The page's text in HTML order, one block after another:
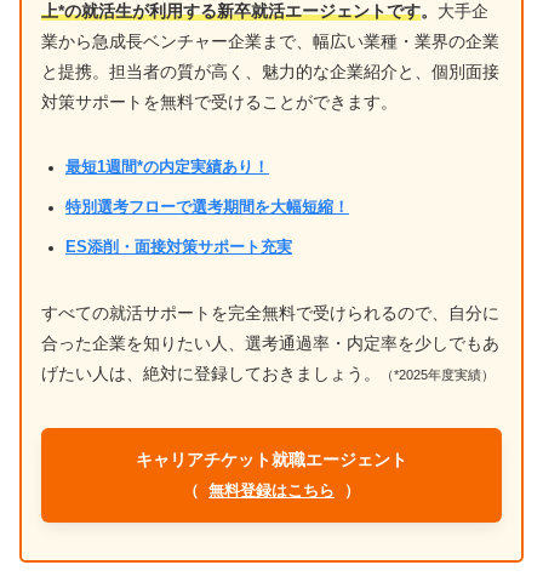
上*の就活生が利用する新卒就活エージェントです。 大手企
業から急成長ベンチャー企業まで、幅広い業種・業界の企業
と提携。担当者の質が高く、魅力的な企業紹介と、個別面接
対策サポートを無料で受けることができます。
最短1週間*の内定実績あり！
特別選考フローで選考期間を大幅短縮！
ES添削・面接対策サポート充実
すべての就活サポートを完全無料で受けられるので、自分に
合った企業を知りたい人、選考通過率・内定率を少しでもあ
げたい人は、絶対に登録しておきましょう。
（*2025年度実績）
キャリアチケット就職エージェント
（ 無料登録はこちら ）